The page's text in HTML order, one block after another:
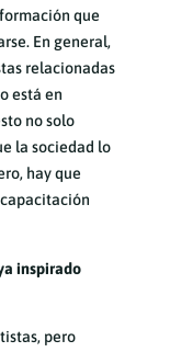
que
En general,
relacionadas
está en
no solo
la sociedad lo
hay que
inspirado
pero